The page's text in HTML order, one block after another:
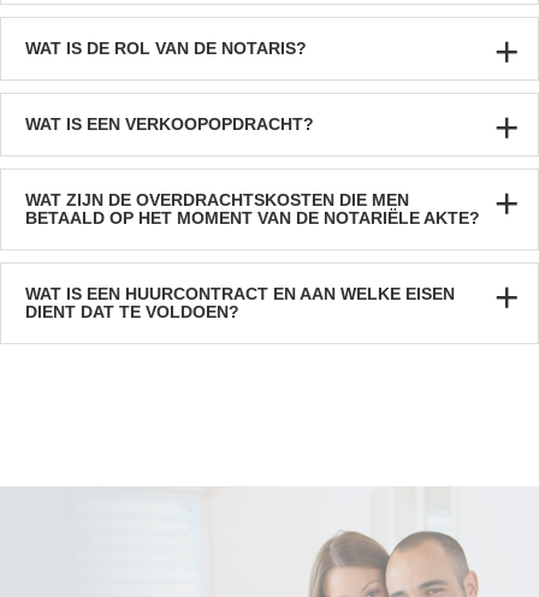
WAT IS DE ROL VAN DE NOTARIS?
WAT IS EEN VERKOOPOPDRACHT?
WAT ZIJN DE OVERDRACHTSKOSTEN DIE MEN
BETAALD OP HET MOMENT VAN DE NOTARIËLE AKTE?
WAT IS EEN HUURCONTRACT EN AAN WELKE EISEN
DIENT DAT TE VOLDOEN?